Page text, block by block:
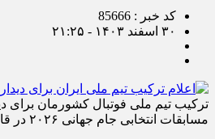
کد خبر : 85666
۳۰ اسفند ۱۴۰۳ - ۲۱:۲۵
ترکیب تیم ملی فوتبال کشورمان برای
مسابقات انتخابی جام جهانی ۲۰۲۶ در قاره آسیا مشخص شد.